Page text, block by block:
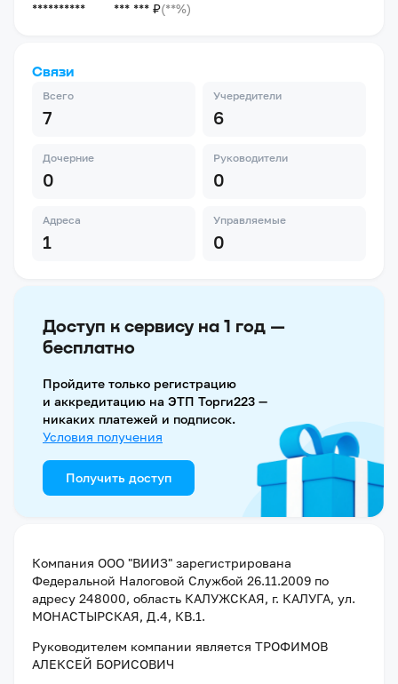
********** *** *** ₽(**%)
Связи
Всего
7
Учередители
6
Дочерние
0
Руководители
0
Адреса
1
Управляемые
0
Доступ к сервису на 1 год —
бесплатно
Пройдите только регистрацию
и аккредитацию на ЭТП Торги223 —
никаких платежей и подписок.
Условия получения
Получить доступ
Компания ООО "ВИИЗ" зарегистрирована
Федеральной Налоговой Службой 26.11.2009 по
адресу 248000, область КАЛУЖСКАЯ, г. КАЛУГА, ул.
МОНАСТЫРСКАЯ, Д.4, КВ.1.
Руководителем компании является ТРОФИМОВ
АЛЕКСЕЙ БОРИСОВИЧ